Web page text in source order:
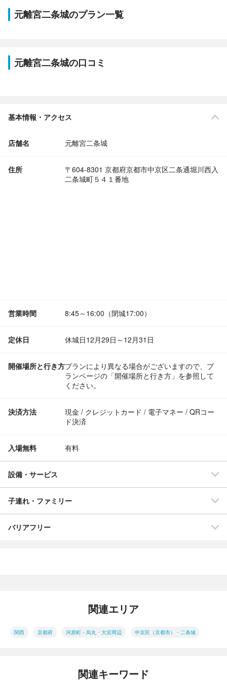
元離宮二条城のプラン一覧
元離宮二条城の口コミ
基本情報・アクセス
店舗名 元離宮二条城
住所
〒604-8301 京都府京都市中京区二条通堀川西入
二条城町５４１番地
営業時間 8:45～16:00（閉城17:00）
定休日 休城日12月29日～12月31日
開催場所と行き方プランにより異なる場合がございますので、プ
ランページの「開催場所と行き方」を参照して
ください。
決済方法
現金 / クレジットカード / 電子マネー / QRコー
ド決済
入場無料 有料
設備・サービス
子連れ・ファミリー
バリアフリー
関連エリア
関西 京都府 河原町・烏丸・大宮周辺 中京区（京都市）・二条城
関連キーワード